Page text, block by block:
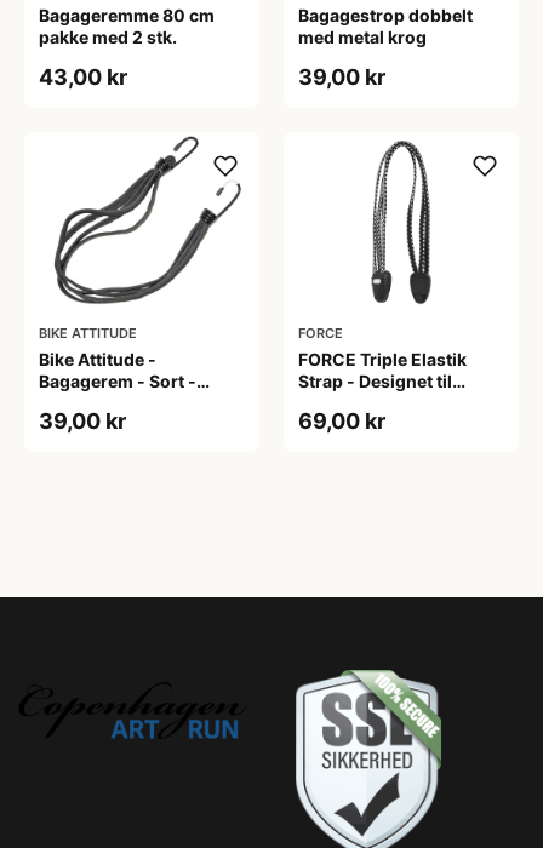
Bagageremme 80 cm
pakke med 2 stk.
43,00 kr
Bagagestrop dobbelt
med metal krog
39,00 kr
BIKE ATTITUDE
Bike Attitude -
Bagagerem - Sort -
39,00 kr
FORCE
FORCE Triple Elastik
Strap - Designet til
Sort
69,00 kr